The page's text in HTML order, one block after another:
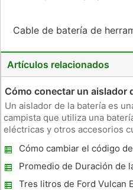
Cable de batería de
Artículos relacionados
Cómo conectar un aislador
Un aislador de la batería es
campista que utiliza una
eléctricas y otros accesorios
realiza tres funciones:
contraf
Cómo cambiar el código
puerta en un Lincoln
Promedio de Duración de
frenos de coches
Tres litros de Ford Vulcan